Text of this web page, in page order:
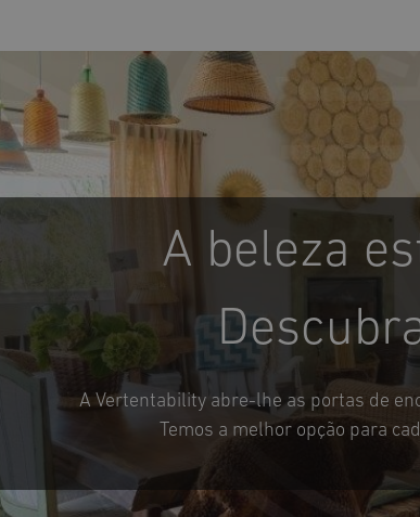
A beleza
A Vertentability abre-lhe as portas de
Temos a melhor opção para